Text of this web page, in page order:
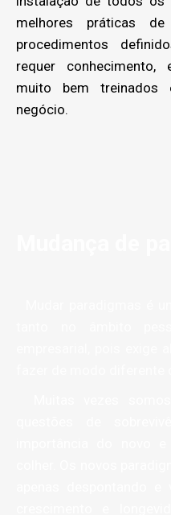
melhores práticas
procedimentos
requer conhecimento,
muito bem treinados
negócio.